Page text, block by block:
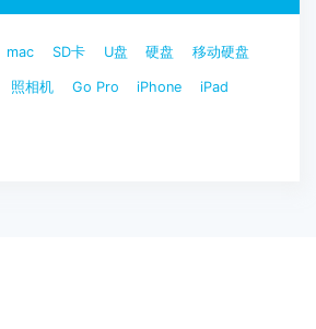
mac SD卡 U盘 硬盘 移动硬盘
照相机 Go Pro iPhone iPad